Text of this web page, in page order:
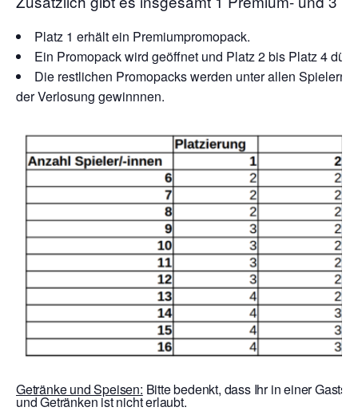
Platz 1 erhält ein Premiumpromopack.
Ein Promopack wird geöffnet und Platz 2 bis Platz 4
Die restlichen Promopacks werden unter allen Spielern
der Verlosung gewinnnen.
Getränke und Speisen: Bitte bedenkt, dass Ihr in einer
und Getränken ist nicht erlaubt.